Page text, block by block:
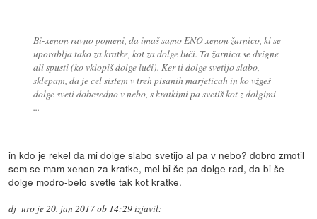
Bi-xenon ravno pomeni, da imaš samo ENO xenon žarnico, ki se
uporablja tako za kratke, kot za dolge luči. Ta žarnica se dvigne
ali spusti (ko vklopiš dolge luči). Ker ti dolge svetijo slabo,
sklepam, da je cel sistem v treh pisanih marjeticah in ko vžgeš
dolge sveti dobesedno v nebo, s kratkimi pa svetiš kot z dolgimi
...
in kdo je rekel da mi dolge slabo svetijo al pa v nebo? dobro zmotil
sem se mam xenon za kratke, mel bi še pa dolge rad, da bi še
dolge modro-belo svetle tak kot kratke.
dj_uro je20. jan 2017 ob 14:29izjavil: